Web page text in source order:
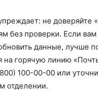
не доверяйте
без проверки. Если вам
данные, лучше
на горячую линию
100-00-00 или
отделении.